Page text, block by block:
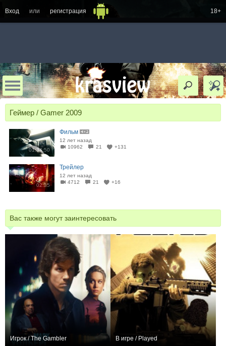
Вход или регистрация 18+
Геймер / Gamer 2009
01:34:50
Фильм
12 лет назад
10962
21 +131
02:35
Трейлер
12 лет назад
4712
21 +16
Вас также могут заинтересовать
Игрок / The Gambler В игре / Played